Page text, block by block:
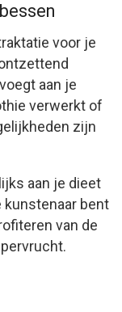
voor je
aan je
verwerkt of
zijn
aan je dieet
kunstenaar bent
van de